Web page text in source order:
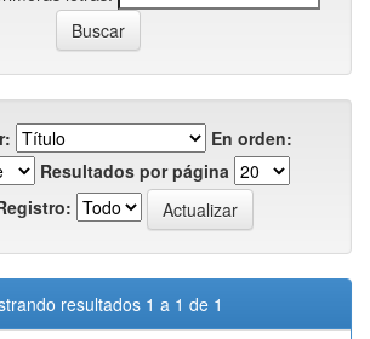
En orden:
Resultados por página
resultados 1 a 1 de 1